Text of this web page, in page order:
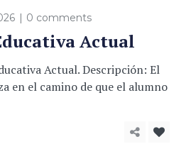
0 comments
Actual
Actual. Descripción: El
en el camino de que el alumno